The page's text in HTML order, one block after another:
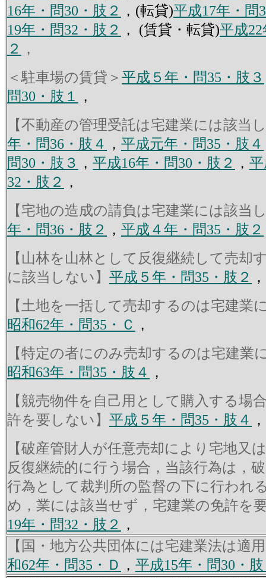
16年・問30・肢２
，(転貸)平成17年・問
19年・問32・肢２
， (賃貸・転貸)平成
２
，
＜駐車場の賃貸＞ 平成５年・問35・肢３
問30・肢１
，
【不動産の管理受託は宅建業には該当
年・問36・肢４ ， 平成元年・問35・肢４
問30・肢３ ， 平成16年・問30・肢２ ，
32・肢２
，
【宅地の造成の請負は宅建業には該当
年・問36・肢２
， 平成４年・問35・肢２
【山林を山林として反復継続して売却
に該当しない】 平成５年・問35・肢２
，
【土地を一括して売却するのは宅建業
昭和62年・問35・Ｃ ，
【特定の者にのみ売却するのは宅建業
昭和63年・問35・肢４ ，
【競売物件を自己用として購入する場
許を要しない】 平成５年・問35・肢４ ，
【破産管財人が任意売却により宅地又
反復継続的に行う場合，当該行為は，
行為として裁判所の監督の下に行われ
め，業には該当せず，宅建業の免許を
19年・問32・肢２
，
【国・地方公共団体には宅建業法は適
和62年・問35・Ｄ ， 平成15年・問30・